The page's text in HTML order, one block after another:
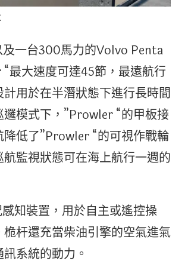
一台300馬力的Volvo Penta
最大速度可達45節，最遠航行
用於在半潛狀態下進行長時間
模式下，”Prowler “的甲板接
低了”Prowler “的可視作戰輪
監視狀態可在海上航行一週的
知裝置，用於自主或遙控操
杆還充當柴油引擎的空氣進氣
系統的動力。